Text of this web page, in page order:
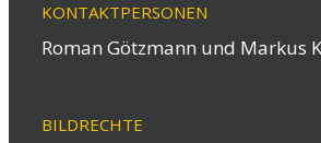
KONTAKTPERSONEN
Roman Götzmann und Markus
BILDRECHTE